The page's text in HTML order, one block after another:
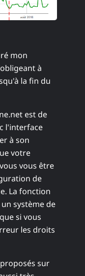
mon
à
la fin du
est de
l'interface
à son
votre
vous être
de
La fonction
système de
si vous
les droits
sur